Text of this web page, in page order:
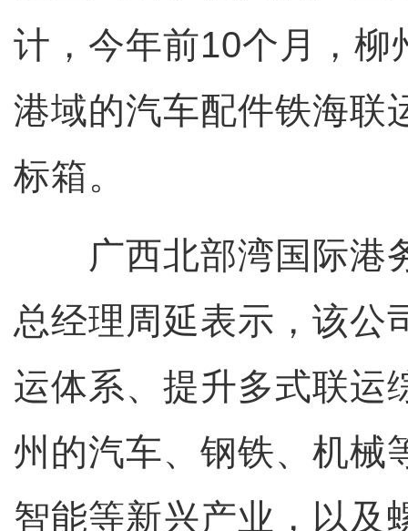
计，今年前10个月，柳
港域的汽车配件铁海联
标箱。
广西北部湾国际港
总经理周延表示，该公
运体系、提升多式联运
州的汽车、钢铁、机械
智能等新兴产业，以及